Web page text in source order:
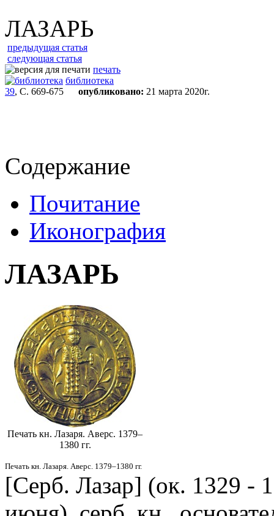
ЛАЗАРЬ
предыдущая статья
следующая статья
печать
библиотека
39, С. 669-675 опубликовано: 21 марта 2020г.
Содержание
Почитание
Иконография
ЛАЗАРЬ
Печать кн. Лазаря. Аверс. 1379–
1380 гг.
Печать кн. Лазаря. Аверс. 1379–1380 гг.
[Серб. Лазар] (ок. 1329 -